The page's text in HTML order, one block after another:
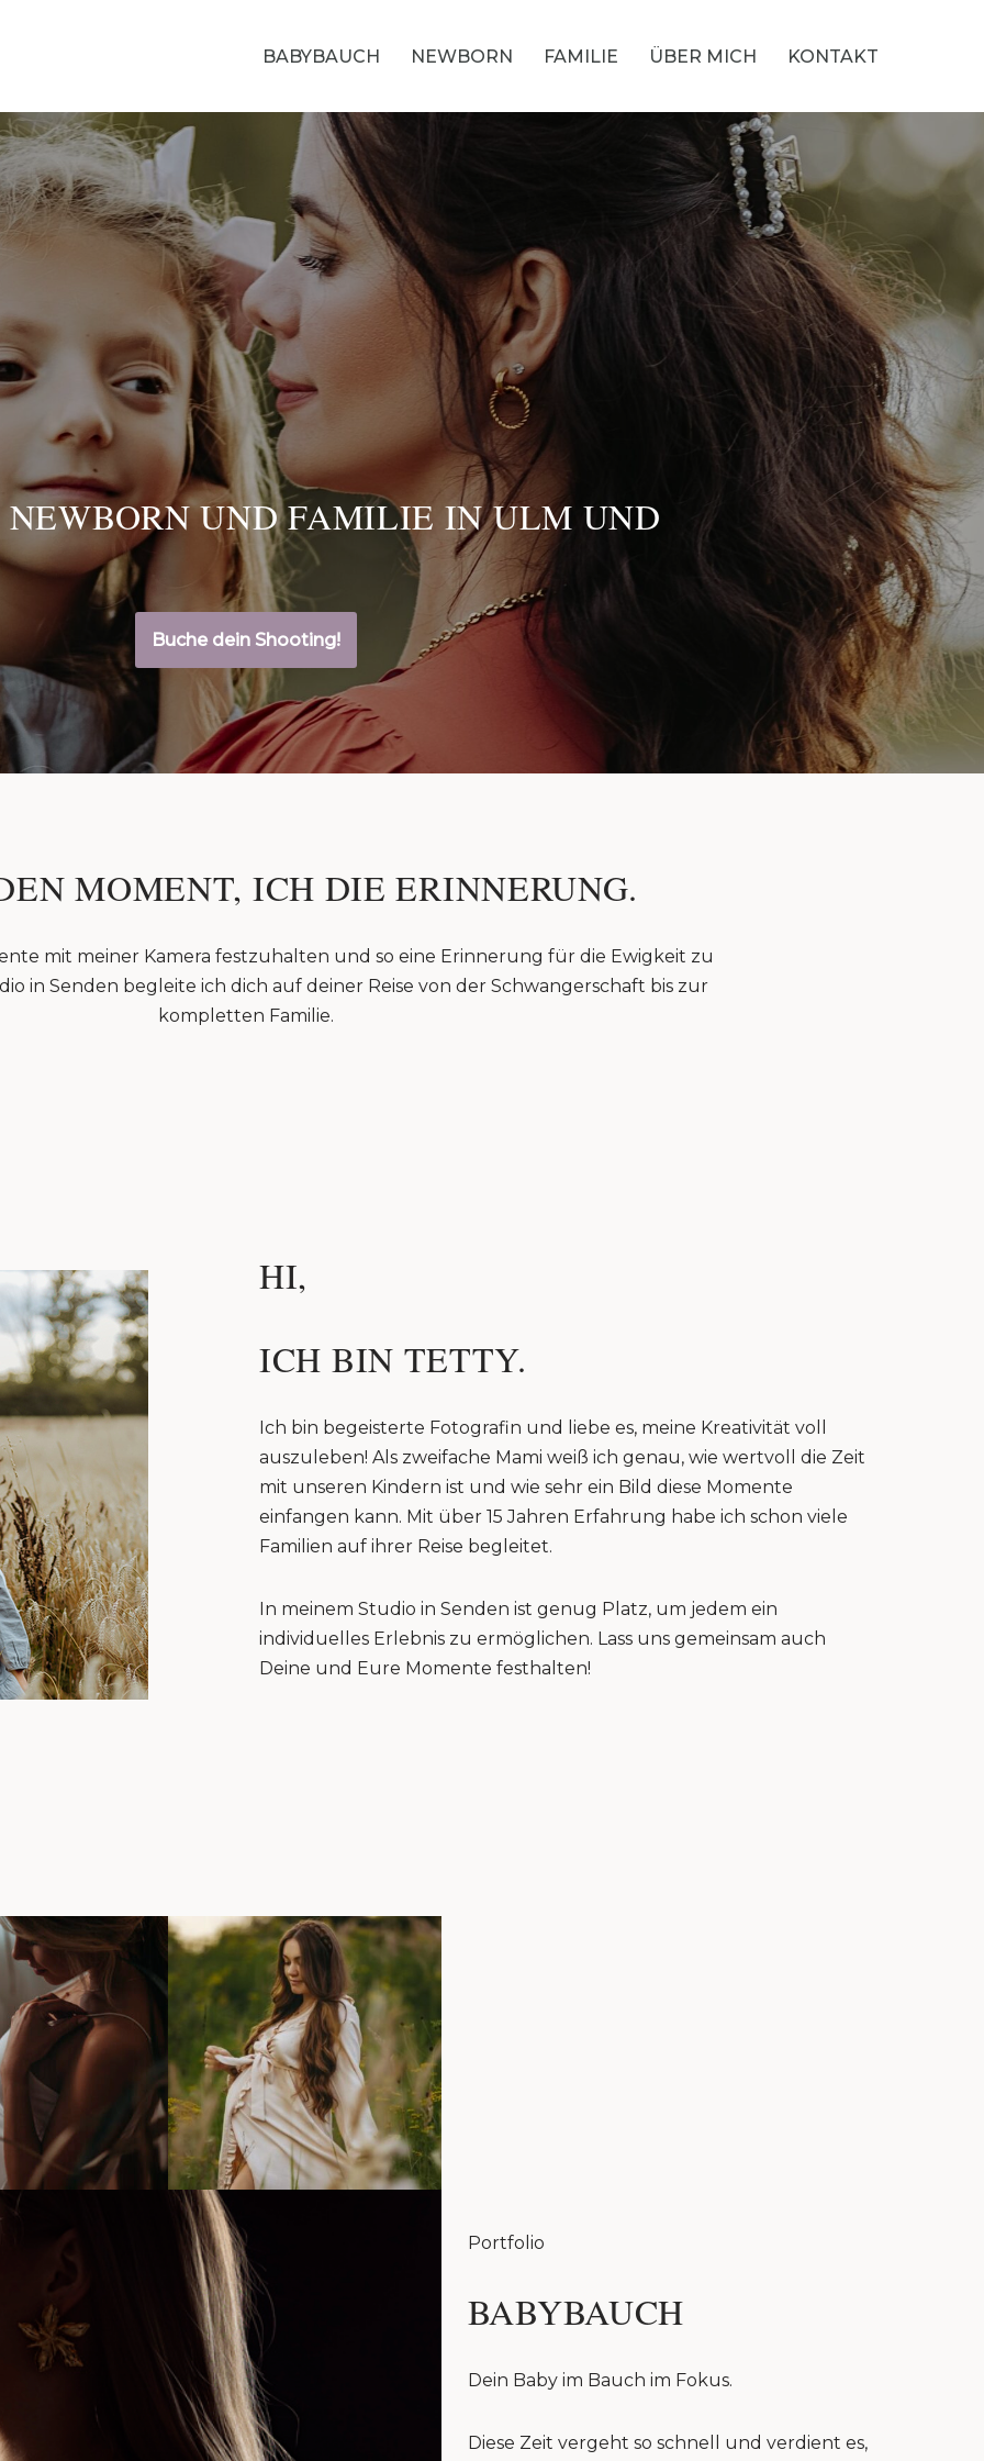
BABYBAUCH NEWBORN FAMILIE ÜBER MICH KONTAKT
NEWBORN UND FAMILIE IN ULM UND
Buche dein Shooting!
MOMENT, ICH DIE ERINNERUNG.
mit meiner Kamera festzuhalten und so eine Erinnerung für die Ewigkeit zu
in Senden begleite ich dich auf deiner Reise von der Schwangerschaft bis zur
kompletten Familie.
HI,
ICH BIN TETTY.
Ich bin begeisterte Fotografin und liebe es, meine Kreativität voll
auszuleben! Als zweifache Mami weiß ich genau, wie wertvoll die Zeit
mit unseren Kindern ist und wie sehr ein Bild diese Momente
einfangen kann. Mit über 15 Jahren Erfahrung habe ich schon viele
Familien auf ihrer Reise begleitet.
In meinem Studio in Senden ist genug Platz, um jedem ein
individuelles Erlebnis zu ermöglichen. Lass uns gemeinsam auch
Deine und Eure Momente festhalten!
Portfolio
BABYBAUCH
Dein Baby im Bauch im Fokus.
Diese Zeit vergeht so schnell und verdient es,